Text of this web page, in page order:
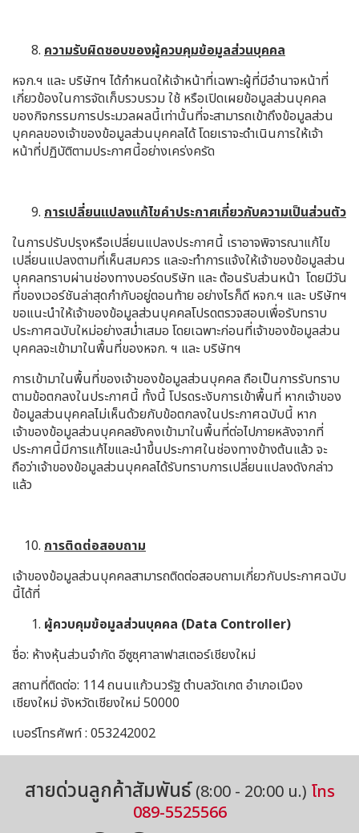
ความรับผิดชอบของผู้ควบคุมข้อมูลส่วนบุคคล
หจก.ฯ และ บริษัทฯ ได้กำหนดให้เจ้าหน้าที่เฉพาะผู้ที่มีอำนาจหน้าที่
เกี่ยวข้องในการจัดเก็บรวบรวม ใช้ หรือเปิดเผยข้อมูลส่วนบุคคล
ของกิจกรรมการประมวลผลนี้เท่านั้นที่จะสามารถเข้าถึงข้อมูลส่วน
บุคคลของเจ้าของข้อมูลส่วนบุคคลได้ โดยเราจะดำเนินการให้เจ้า
หน้าที่ปฏิบัติตามประกาศนี้อย่างเคร่งครัด
การเปลี่ยนแปลงแก้ไขคำประกาศเกี่ยวกับความเป็นส่วนตัว
ในการปรับปรุงหรือเปลี่ยนแปลงประกาศนี้ เราอาจพิจารณาแก้ไข
เปลี่ยนแปลงตามที่เห็นสมควร และจะทำการแจ้งให้เจ้าของข้อมูลส่วน
บุคคลทราบผ่านช่องทางบอร์ดบริษัท และ ต้อนรับส่วนหน้า โดยมีวัน
ที่ของเวอร์ชันล่าสุดกำกับอยู่ตอนท้าย อย่างไรก็ดี หจก.ฯ และ บริษัทฯ
ขอแนะนำให้เจ้าของข้อมูลส่วนบุคคลโปรดตรวจสอบเพื่อรับทราบ
ประกาศฉบับใหม่อย่างสม่ำเสมอ โดยเฉพาะก่อนที่เจ้าของข้อมูลส่วน
บุคคลจะเข้ามาในพื้นที่ของหจก. ฯ และ บริษัทฯ
การเข้ามาในพื้นที่ของเจ้าของข้อมูลส่วนบุคคล ถือเป็นการรับทราบ
ตามข้อตกลงในประกาศนี้ ทั้งนี้ โปรดระงับการเข้าพื้นที่ หากเจ้าของ
ข้อมูลส่วนบุคคลไม่เห็นด้วยกับข้อตกลงในประกาศฉบับนี้ หาก
เจ้าของข้อมูลส่วนบุคคลยังคงเข้ามาในพื้นที่ต่อไปภายหลังจากที่
ประกาศนี้มีการแก้ไขและนำขึ้นประกาศในช่องทางข้างต้นแล้ว จะ
ถือว่าเจ้าของข้อมูลส่วนบุคคลได้รับทราบการเปลี่ยนแปลงดังกล่าว
แล้ว
การติดต่อสอบถาม
เจ้าของข้อมูลส่วนบุคคลสามารถติดต่อสอบถามเกี่ยวกับประกาศฉบับ
นี้ได้ที่
ผู้ควบคุมข้อมูลส่วนบุคคล (Data Controller)
ชื่อ: ห้างหุ้นส่วนจำกัด อีซูซุศาลาฟาสเตอร์เชียงใหม่
สถานที่ติดต่อ: 114 ถนนแก้วนวรัฐ ตำบลวัดเกต อำเภอเมือง
เชียงใหม่ จังหวัดเชียงใหม่ 50000
เบอร์โทรศัพท์ : 053242002
สายด่วนลูกค้าสัมพันธ์ (8:00 - 20:00 น.) โทร
089-5525566